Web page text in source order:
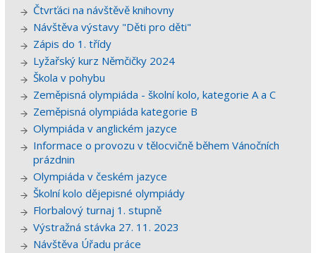
Čtvrťáci na návštěvě knihovny
Návštěva výstavy "Děti pro děti"
Zápis do 1. třídy
Lyžařský kurz Němčičky 2024
Škola v pohybu
Zeměpisná olympiáda - školní kolo, kategorie A a C
Zeměpisná olympiáda kategorie B
Olympiáda v anglickém jazyce
Informace o provozu v tělocvičně během Vánočních
prázdnin
Olympiáda v českém jazyce
Školní kolo dějepisné olympiády
Florbalový turnaj 1. stupně
Výstražná stávka 27. 11. 2023
Návštěva Úřadu práce